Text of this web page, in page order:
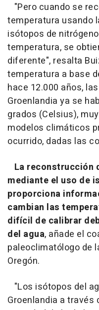
"Pero cuando se
temperatura usando
isótopos de
temperatura, se
diferente", resalta
temperatura a base
hace 12.000 años,
Groenlandia ya se
grados (Celsius),
modelos climáticos
ocurrido, dadas las
La reconstrucción
mediante el uso de
proporciona
cambian las
difícil de calibrar
del agua, añade el
paleoclimatólogo de
Oregón.
"Los isótopos del
Groenlandia a través